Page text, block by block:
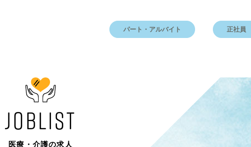
パート・アルバイト 正社員
JOBLIST
医療・介護の求人